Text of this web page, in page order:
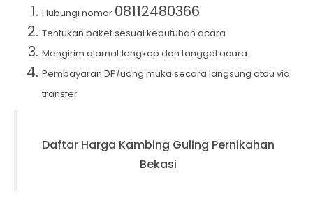
Hubungi nomor 08112480366
Tentukan paket sesuai kebutuhan acara
Mengirim alamat lengkap dan tanggal acara
Pembayaran DP/uang muka secara langsung atau via
transfer
Daftar Harga Kambing Guling Pernikahan
Bekasi